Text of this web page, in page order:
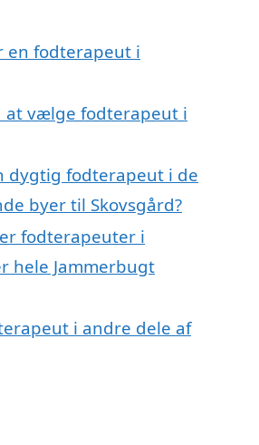
en fodterapeut i
at vælge fodterapeut i
dygtig fodterapeut i de
byer til Skovsgård?
fodterapeuter i
hele Jammerbugt
i andre dele af